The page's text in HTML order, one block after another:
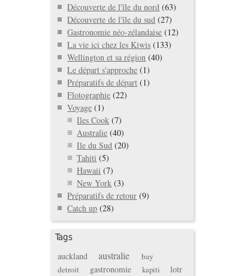
Découverte de l'île du nord (63)
Découverte de l'île du sud (27)
Gastronomie néo-zélandaise (12)
La vie ici chez les Kiwis (133)
Wellington et sa région (40)
Le départ s'approche (1)
Préparatifs de départ (1)
Flotographie (22)
Voyage (1)
Iles Cook (7)
Australie (40)
Ile du Sud (20)
Tahiti (5)
Hawaii (7)
New York (3)
Préparatifs de retour (9)
Catch up (28)
Tags
auckland australie
bay
detroit
gastronomie kapiti lotr